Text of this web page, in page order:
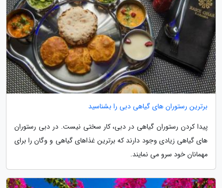
برترین رستوران های گیاهی دبی را بشناسید
پیدا کردن رستوران گیاهی در دبی، کار سختی نیست. در دبی رستوران
های گیاهی زیادی وجود دارند که برترین غذاهای گیاهی و وگان را برای
مهمانان خود سرو می نمایند.